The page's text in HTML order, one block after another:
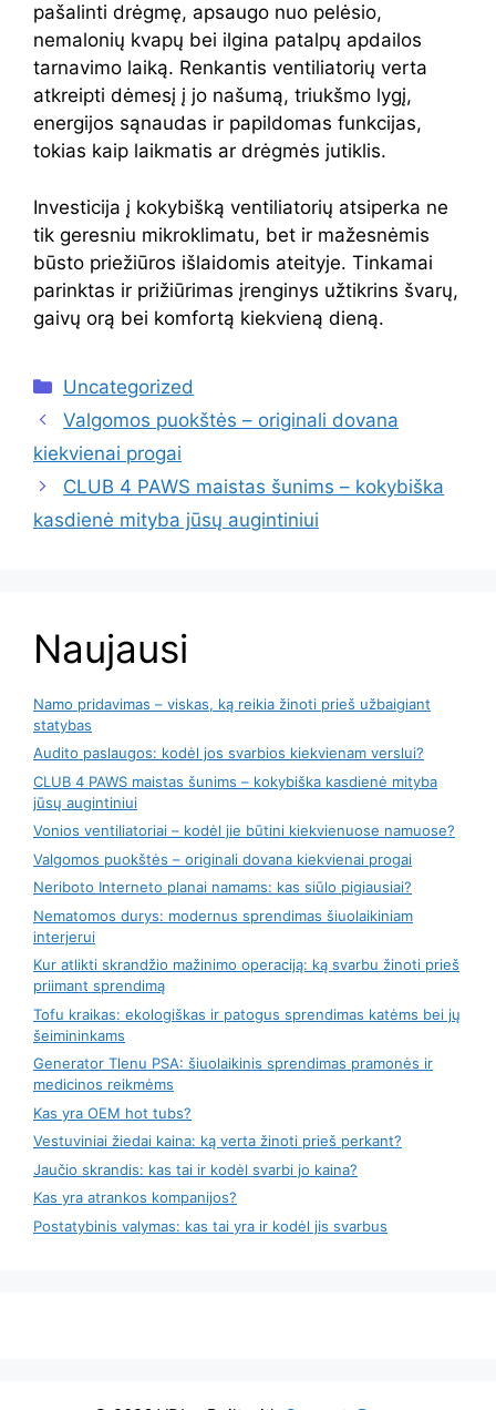
pašalinti drėgmę, apsaugo nuo pelėsio,
nemalonių kvapų bei ilgina patalpų apdailos
tarnavimo laiką. Renkantis ventiliatorių verta
atkreipti dėmesį į jo našumą, triukšmo lygį,
energijos sąnaudas ir papildomas funkcijas,
tokias kaip laikmatis ar drėgmės jutiklis.
Investicija į kokybišką ventiliatorių atsiperka ne
tik geresniu mikroklimatu, bet ir mažesnėmis
būsto priežiūros išlaidomis ateityje. Tinkamai
parinktas ir prižiūrimas įrenginys užtikrins švarų,
gaivų orą bei komfortą kiekvieną dieną.
Kategorijos
Uncategorized
Valgomos puokštės – originali dovana
kiekvienai progai
CLUB 4 PAWS maistas šunims – kokybiška
kasdienė mityba jūsų augintiniui
Naujausi
Namo pridavimas – viskas, ką reikia žinoti prieš užbaigiant
statybas
Audito paslaugos: kodėl jos svarbios kiekvienam verslui?
CLUB 4 PAWS maistas šunims – kokybiška kasdienė mityba
jūsų augintiniui
Vonios ventiliatoriai – kodėl jie būtini kiekvienuose namuose?
Valgomos puokštės – originali dovana kiekvienai progai
Neriboto Interneto planai namams: kas siūlo pigiausiai?
Nematomos durys: modernus sprendimas šiuolaikiniam
interjerui
Kur atlikti skrandžio mažinimo operaciją: ką svarbu žinoti prieš
priimant sprendimą
Tofu kraikas: ekologiškas ir patogus sprendimas katėms bei jų
šeimininkams
Generator Tlenu PSA: šiuolaikinis sprendimas pramonės ir
medicinos reikmėms
Kas yra OEM hot tubs?
Vestuviniai žiedai kaina: ką verta žinoti prieš perkant?
Jaučio skrandis: kas tai ir kodėl svarbi jo kaina?
Kas yra atrankos kompanijos?
Postatybinis valymas: kas tai yra ir kodėl jis svarbus